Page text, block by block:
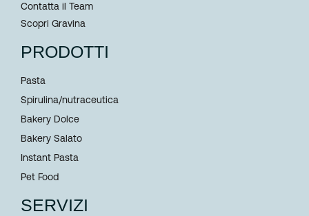
Contatta il Team
Scopri Gravina
PRODOTTI
Pasta
Spirulina/nutraceutica
Bakery Dolce
Bakery Salato
Instant Pasta
Pet Food
SERVIZI